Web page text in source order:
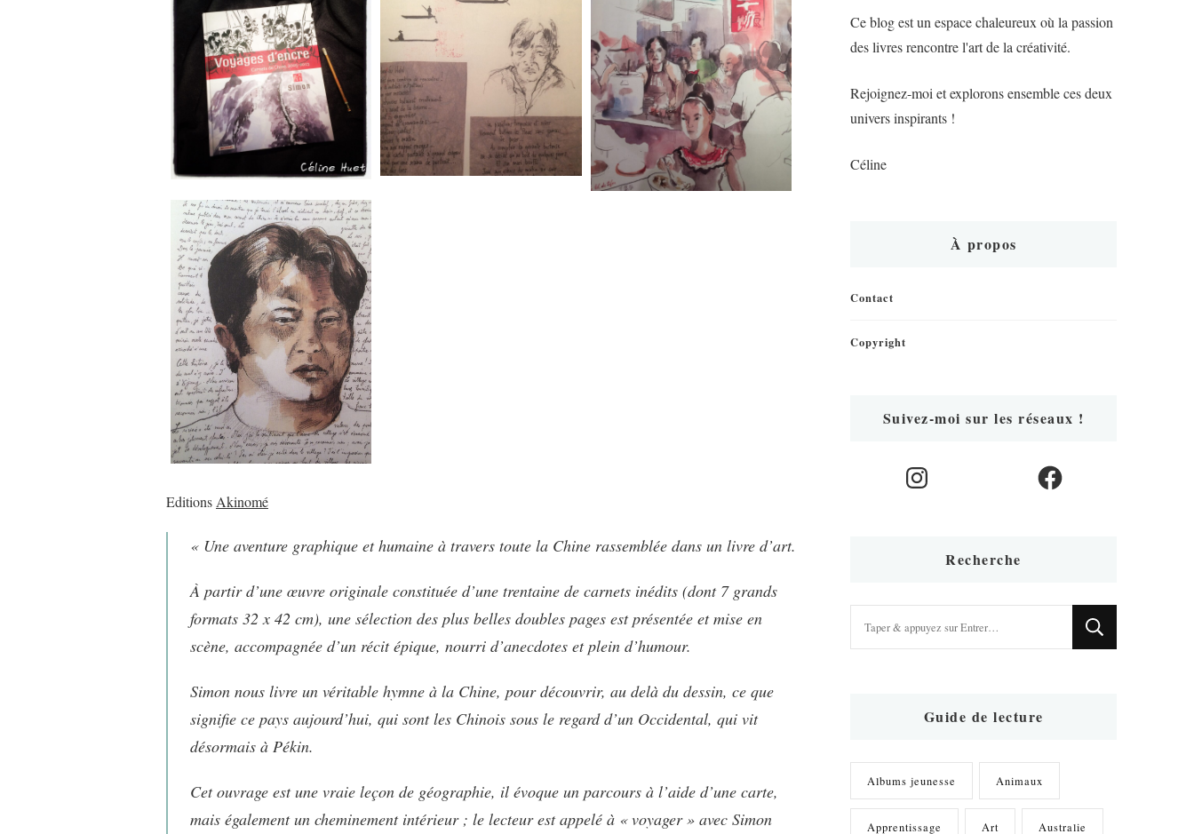
Editions Akinomé
« Une aventure graphique et humaine à travers toute la Chine rassemblée dans un livre d’art.
À partir d’une œuvre originale constituée d’une trentaine de carnets inédits (dont 7 grands
formats 32 x 42 cm), une sélection des plus belles doubles pages est présentée et mise en
scène, accompagnée d’un récit épique, nourri d’anecdotes et plein d’humour.
Simon nous livre un véritable hymne à la Chine, pour découvrir, au delà du dessin, ce que
signifie ce pays aujourd’hui, qui sont les Chinois sous le regard d’un Occidental, qui vit
désormais à Pékin.
Cet ouvrage est une vraie leçon de géographie, il évoque un parcours à l’aide d’une carte,
mais également un cheminement intérieur ; le lecteur est appelé à « voyager » avec Simon
Ce blog est un espace chaleureux où la passion
des livres rencontre l'art de la créativité.
Rejoignez-moi et explorons ensemble ces deux
univers inspirants !
Céline
À propos
Contact
Copyright
Suivez-moi sur les réseaux !
Instagram Facebook
Recherche
Guide de lecture
Albums jeunesse Animaux
Apprentissage Art Australie